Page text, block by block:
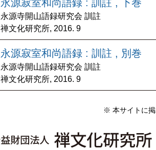
永源寂室和尚語録 : 訓註 , 下巻
永源寺開山語録研究会 訓註
禅文化研究所, 2016. 9
永源寂室和尚語録 : 訓註 , 別巻
永源寺開山語録研究会 訓註
禅文化研究所, 2016. 9
※ 本サイトに